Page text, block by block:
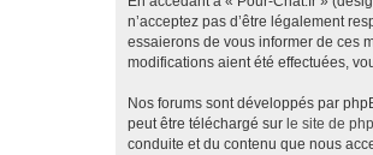
n’acceptez pas d’être légalement
essaierons de vous informer de ces
modifications aient été effectuées,
Nos forums sont développés par
peut être téléchargé sur le site de
conduite et du contenu que nous